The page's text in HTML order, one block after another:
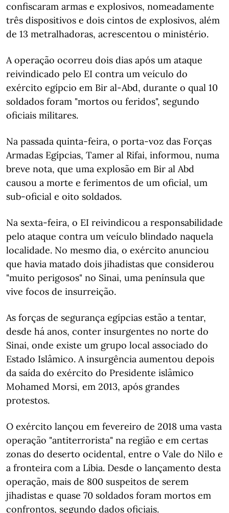
confiscaram armas e explosivos, nomeadamente
três dispositivos e dois cintos de explosivos, além
de 13 metralhadoras, acrescentou o ministério.
A operação ocorreu dois dias após um ataque
reivindicado pelo EI contra um veículo do
exército egípcio em Bir al-Abd, durante o qual 10
soldados foram "mortos ou feridos", segundo
oficiais militares.
Na passada quinta-feira, o porta-voz das Forças
Armadas Egípcias, Tamer al Rifai, informou, numa
breve nota, que uma explosão em Bir al Abd
causou a morte e ferimentos de um oficial, um
sub-oficial e oito soldados.
Na sexta-feira, o EI reivindicou a responsabilidade
pelo ataque contra um veículo blindado naquela
localidade. No mesmo dia, o exército anunciou
que havia matado dois jihadistas que considerou
"muito perigosos" no Sinai, uma península que
vive focos de insurreição.
As forças de segurança egípcias estão a tentar,
desde há anos, conter insurgentes no norte do
Sinai, onde existe um grupo local associado do
Estado Islâmico. A insurgência aumentou depois
da saída do exército do Presidente islâmico
Mohamed Morsi, em 2013, após grandes
protestos.
O exército lançou em fevereiro de 2018 uma vasta
operação "antiterrorista" na região e em certas
zonas do deserto ocidental, entre o Vale do Nilo e
a fronteira com a Líbia. Desde o lançamento desta
operação, mais de 800 suspeitos de serem
jihadistas e quase 70 soldados foram mortos em
confrontos, segundo dados oficiais.